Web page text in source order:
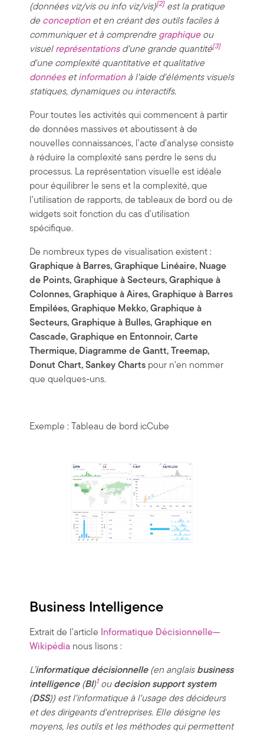
(données viz/vis ou info viz/vis)[2] est la pratique
de conceptionet en créant des outils faciles à
communiquer et à comprendre graphiqueou
visuel représentationsd'une grande quantité[3]
d'une complexité quantitative et qualitative
donnéesetinformationà l'aide d'éléments visuels
statiques, dynamiques ou interactifs.
Pour toutes les activités qui commencent à partir
de données massives et aboutissent à de
nouvelles connaissances, l'acte d'analyse consiste
à réduire la complexité sans perdre le sens du
processus. La représentation visuelle est idéale
pour équilibrer le sens et la complexité, que
l'utilisation de rapports, de tableaux de bord ou de
widgets soit fonction du cas d'utilisation
spécifique.
De nombreux types de visualisation existent :
Graphique à Barres, Graphique Linéaire, Nuage
de Points, Graphique à Secteurs, Graphique à
Colonnes, Graphique à Aires, Graphique à Barres
Empilées, Graphique Mekko, Graphique à
Secteurs, Graphique à Bulles, Graphique en
Cascade, Graphique en Entonnoir, Carte
Thermique, Diagramme de Gantt, Treemap,
Donut Chart, Sankey Charts pour n'en nommer
que quelques-uns.
Exemple : Tableau de bord icCube
Business Intelligence
Extrait de l'article Informatique Décisionnelle—
Wikipédia nous lisons :
L’informatique décisionnelle(en anglais business
intelligence(BI)1 ou decision support system
(DSS)) est l'informatique à l'usage des décideurs
et des dirigeants d'entreprises. Elle désigne les
moyens, les outils et les méthodes qui permettent